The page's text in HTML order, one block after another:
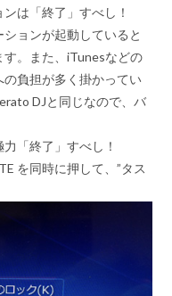
は「終了」すべし！
ョンが起動していると
す。また、iTunesなどの
の負担が多く掛かってい
DJと同じなので、バ
「終了」すべし！
を同時に押して、”タス